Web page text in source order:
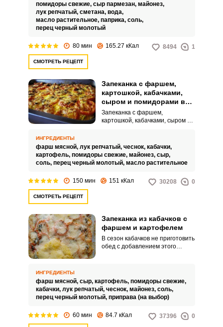
помидоры свежие, сыр пармезан, майонез,
лук репчатый, сметана, вода,
масло растительное, паприка, соль,
перец черный молотый
80 мин 165.27 кКал 8494 1
СМОТРЕТЬ РЕЦЕПТ
Запеканка с фаршем,
картошкой, кабачками,
сыром и помидорами в
духовке
Запеканка с фаршем,
картошкой, кабачками, сыром и
питательное и сытное. Готовить
его легко и просто и можно
накормить большую семью.
ИНГРЕДИЕНТЫ
фарш мясной, лук репчатый, чеснок, кабачки,
картофель, помидоры свежие, майонез, сыр,
соль, перец черный молотый, масло растительное
150 мин 151 кКал 30208 0
СМОТРЕТЬ РЕЦЕПТ
Запеканка из кабачков с
фаршем и картофелем
В сезон кабачков не приготовить
обед с добавлением этого
картофелем – полноценное
питательное блюдо, которое не
только очень вкусное и сочное,
но еще и полезное. Оно точно
ИНГРЕДИЕНТЫ
фарш мясной, сыр, картофель, помидоры свежие,
кабачки, лук репчатый, чеснок, майонез, соль,
перец черный молотый, приправа (на выбор)
60 мин 84.7 кКал 37396 0